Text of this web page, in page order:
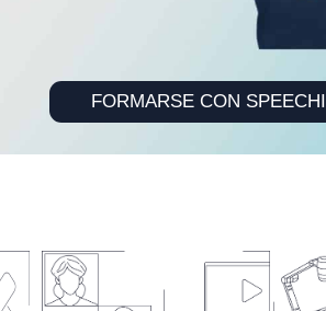
FORMARSE CON SPEECHI